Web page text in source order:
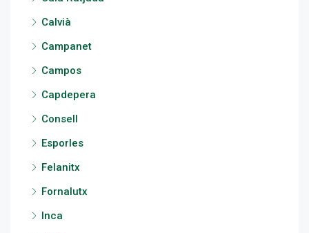
Calvià
Campanet
Campos
Capdepera
Consell
Esporles
Felanitx
Fornalutx
Inca